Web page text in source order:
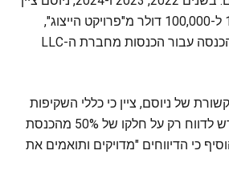
הכנסה של בין 10,000 ל-100,000 דולר מ"פרויקט הייצוג",
וסיפק את אותו טווח הכנסה עבור הכנסות מחברת ה-LLC
של ניוסם, ציין כי כללי השקיפות
קובעים שהמושל "נדרש לדווח רק על חלקו של 50% מהכנסת
כי הדיווחים "מדויקים ותואמים את